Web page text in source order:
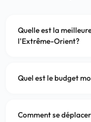
Quelle est la
l'Extrême-Orient?
Quel est le budget
Comment se